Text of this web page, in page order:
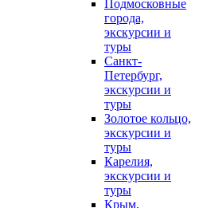
Подмосковные
города,
экскурсии и
туры
Санкт-
Петербург,
экскурсии и
туры
Золотое кольцо,
экскурсии и
туры
Карелия,
экскурсии и
туры
Крым,